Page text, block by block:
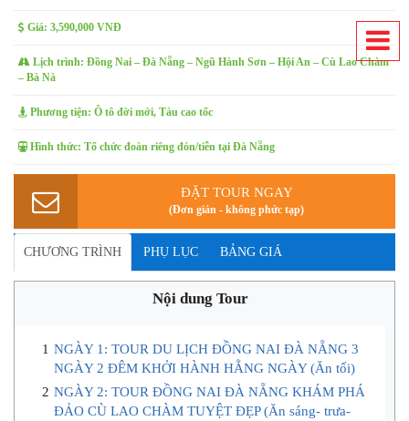
Giá: 3,590,000 VNĐ
Lịch trình: Đồng Nai – Đà Nẵng – Ngũ Hành Sơn – Hội An – Cù Lao Chàm
– Bà Nà
Phương tiện: Ô tô đời mới, Tàu cao tốc
Hình thức: Tổ chức đoàn riêng đón/tiễn tại Đà Nẵng
ĐẶT TOUR NGAY
(Đơn giản - không phức tạp)
CHƯƠNG TRÌNH PHỤ LỤC BẢNG GIÁ
Nội dung Tour
NGÀY 1: TOUR DU LỊCH ĐỒNG NAI ĐÀ NẴNG 3
NGÀY 2 ĐÊM KHỞI HÀNH HẰNG NGÀY (Ăn tối)
NGÀY 2: TOUR ĐỒNG NAI ĐÀ NẴNG KHÁM PHÁ
ĐẢO CÙ LAO CHÀM TUYỆT ĐẸP (Ăn sáng- trưa-